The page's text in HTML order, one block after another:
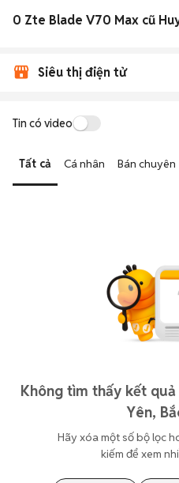
Siêu thị điện tử
Tin có video
Tất cả Cá nhân Bán chuyên
Không tìm thấy kết
Yên,
Hãy xóa một số bộ lọc
kiếm để xem